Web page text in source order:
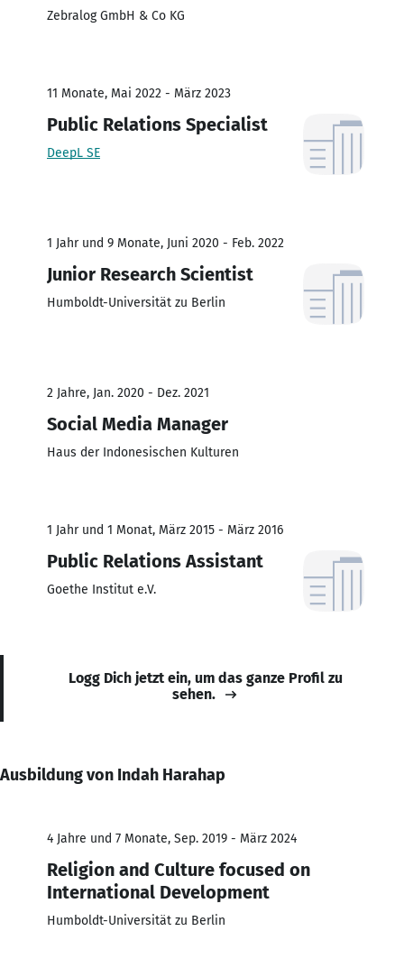
Zebralog GmbH & Co KG
11 Monate, Mai 2022 - März 2023
Public Relations Specialist
DeepL SE
1 Jahr und 9 Monate, Juni 2020 - Feb. 2022
Junior Research Scientist
Humboldt-Universität zu Berlin
2 Jahre, Jan. 2020 - Dez. 2021
Social Media Manager
Haus der Indonesischen Kulturen
1 Jahr und 1 Monat, März 2015 - März 2016
Public Relations Assistant
Goethe Institut e.V.
Logg Dich jetzt ein, um das ganze Profil zu
sehen.
Ausbildung von Indah Harahap
4 Jahre und 7 Monate, Sep. 2019 - März 2024
Religion and Culture focused on
International Development
Humboldt-Universität zu Berlin